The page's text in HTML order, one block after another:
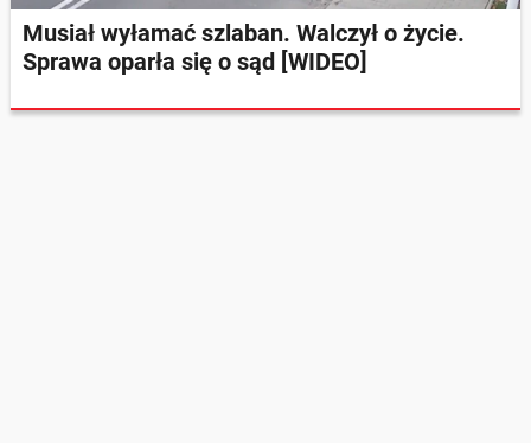
Musiał wyłamać szlaban. Walczył o życie.
Sprawa oparła się o sąd [WIDEO]